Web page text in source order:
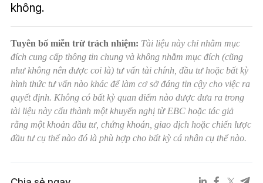
không.
Tuyên bố miễn trừ trách nhiệm: Tài liệu này chỉ nhằm mục
đích cung cấp thông tin chung và không nhằm mục đích (cũng
như không nên được coi là) tư vấn tài chính, đầu tư hoặc bất kỳ
hình thức tư vấn nào khác để làm cơ sở đáng tin cậy cho việc ra
quyết định. Không có bất kỳ quan điểm nào được đưa ra trong
tài liệu này cấu thành một khuyến nghị từ EBC hoặc tác giả
rằng một khoản đầu tư, chứng khoán, giao dịch hoặc chiến lược
đầu tư cụ thể nào đó là phù hợp cho bất kỳ cá nhân cụ thể nào.